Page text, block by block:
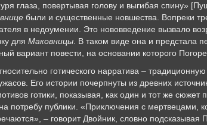
глаза, повертывая голову и выгибая спину»
были и существенные новшества. Вопреки
в недоумении. Это нововведение вызвало
для Маковницы. В таком виде она и предстала
вариант повести, на основании которого
готического нарратива –
Его истории почерпнуты из древних
готики, показывая, как один и тот же сюжет
потребу публики. «Приключения с мертвецами,
– говорит Двойник, словно подсказывая